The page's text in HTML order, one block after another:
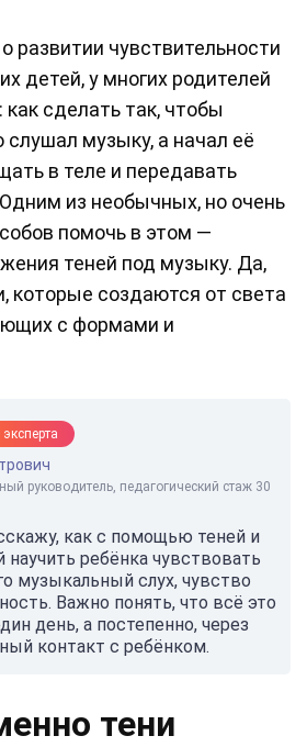
развитии чувствительности
детей, у многих родителей
как сделать так, чтобы
слушал музыку, а начал её
в теле и передавать
из необычных, но очень
помочь в этом —
теней под музыку. Да,
которые создаются от света
с формами и
руководитель, педагогический стаж 30
как с помощью теней и
ребёнка чувствовать
музыкальный слух, чувство
Важно понять, что всё это
день, а постепенно, через
контакт с ребёнком.
тени